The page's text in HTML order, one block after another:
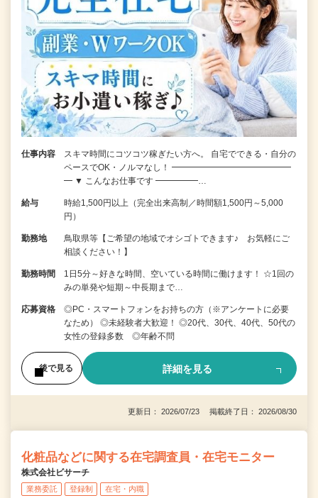
仕事内容
スキマ時間にコツコツ稼ぎたい方へ。 自宅でできる・自分の
ペースでOK・ノルマなし！ ━━━━━━━━━━━━━━
━ ▼ こんなお仕事です ━━━━━…
給与
時給1,500円以上（完全出来高制／時間額1,500円～5,000
円）
勤務地
鳥取県等【ご希望の地域でオシゴトできます♪ お気軽にご
相談ください！】
勤務時間
1日5分～好きな時間、空いている時間に働けます！ ☆1回の
みの単発や短期～中長期まで…
応募資格
◎PC・スマートフォンをお持ちの方（※アンケートに必要
なため） ◎未経験者大歓迎！ ◎20代、30代、40代、50代の
女性の登録多数 ◎年齢不問
後で見る 詳細を見る
更新日： 2026/07/23 掲載終了日： 2026/08/30
化粧品などに関する在宅調査員・在宅モニター
株式会社ビサーチ
業務委託 登録制 在宅・内職